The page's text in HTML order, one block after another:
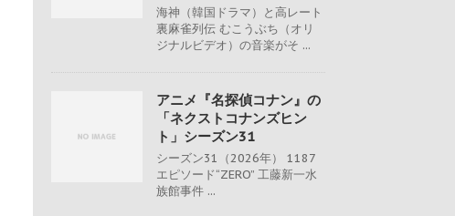
海神（韓国ドラマ）と高レート
裏麻雀列伝 むこうぶち（オリ
ジナルビデオ）の音楽がそ ...
アニメ『名探偵コナン』の
「ネクストコナンズヒン
ト」シーズン31
シーズン31（2026年） 1187
エピソード“ZERO” 工藤新一水
族館事件 ...